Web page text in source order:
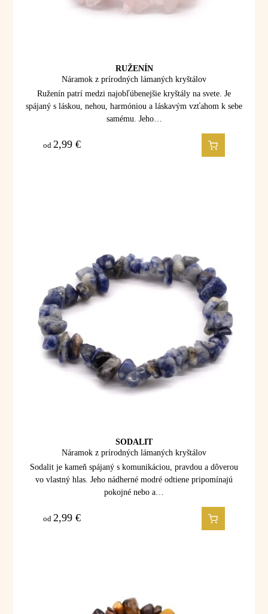
RUŽENÍN
Náramok z prírodných lámaných kryštálov
Ruženín patrí medzi najobľúbenejšie kryštály na svete. Je
spájaný s láskou, nehou, harmóniou a láskavým vzťahom k sebe
samému. Jeho…
od 2,99€
SODALIT
Náramok z prírodných lámaných kryštálov
Sodalit je kameň spájaný s komunikáciou, pravdou a dôverou
vo vlastný hlas. Jeho nádherné modré odtiene pripomínajú
pokojné nebo a…
od 2,99€